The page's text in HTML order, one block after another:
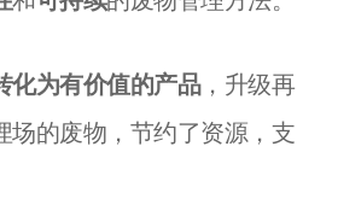
化为有价值的产品，升级再
场的废物，节约了资源，支